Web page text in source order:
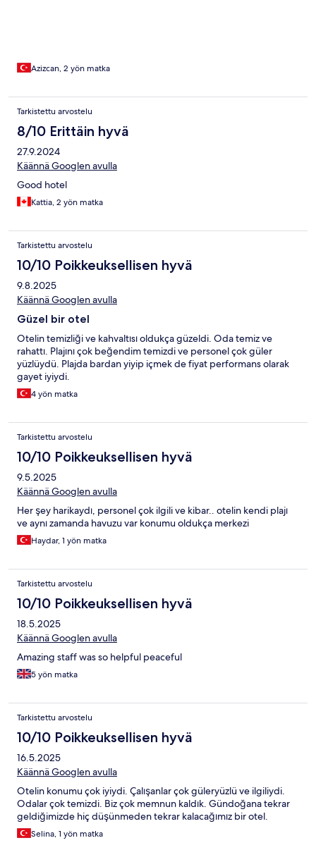
Azizcan, 2 yön matka
Tarkistettu arvostelu
8/10 Erittäin hyvä
27.9.2024
Käännä Googlen avulla
Good hotel
Kattia, 2 yön matka
Tarkistettu arvostelu
10/10 Poikkeuksellisen hyvä
9.8.2025
Käännä Googlen avulla
Güzel bir otel
Otelin temizliği ve kahvaltısı oldukça güzeldi. Oda temiz ve
rahattı. Plajını çok beğendim temizdi ve personel çok güler
yüzlüydü. Plajda bardan yiyip içmek de fiyat performans olarak
gayet iyiydi.
4 yön matka
Tarkistettu arvostelu
10/10 Poikkeuksellisen hyvä
9.5.2025
Käännä Googlen avulla
Her şey harikaydı, personel çok ilgili ve kibar.. otelin kendi plajı
ve aynı zamanda havuzu var konumu oldukça merkezi
Haydar, 1 yön matka
Tarkistettu arvostelu
10/10 Poikkeuksellisen hyvä
18.5.2025
Käännä Googlen avulla
Amazing staff was so helpful peaceful
5 yön matka
Tarkistettu arvostelu
10/10 Poikkeuksellisen hyvä
16.5.2025
Käännä Googlen avulla
Otelin konumu çok iyiydi. Çalışanlar çok güleryüzlü ve ilgiliydi.
Odalar çok temizdi. Biz çok memnun kaldık. Gündoğana tekrar
geldiğimizde hiç düşünmeden tekrar kalacağımız bir otel.
Selina, 1 yön matka